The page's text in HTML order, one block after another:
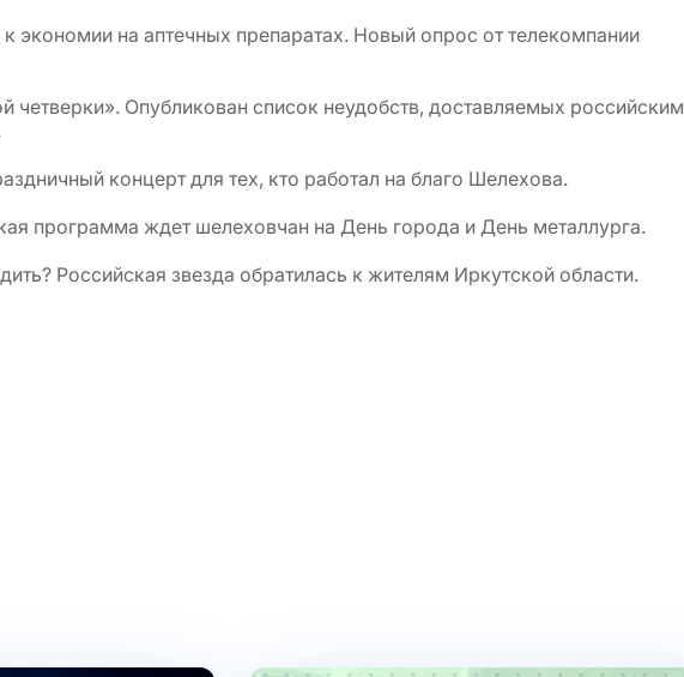
экономии на аптечных препаратах. Новый опрос от телекомпании
Опубликован список неудобств, доставляемых российским
концерт для тех, кто работал на благо Шелехова.
программа ждет шелеховчан на День города и День металлурга.
Российская звезда обратилась к жителям Иркутской области.